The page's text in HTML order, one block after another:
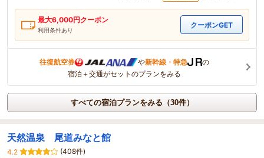
最大6,000円クーポン
利用条件あり
クーポンGET
往復航空券 や新幹線・特急
の
宿泊＋交通がセットのプランをみる
すべての宿泊プランをみる（30件）
天然温泉 尾道みなと館
4.2
(408件)